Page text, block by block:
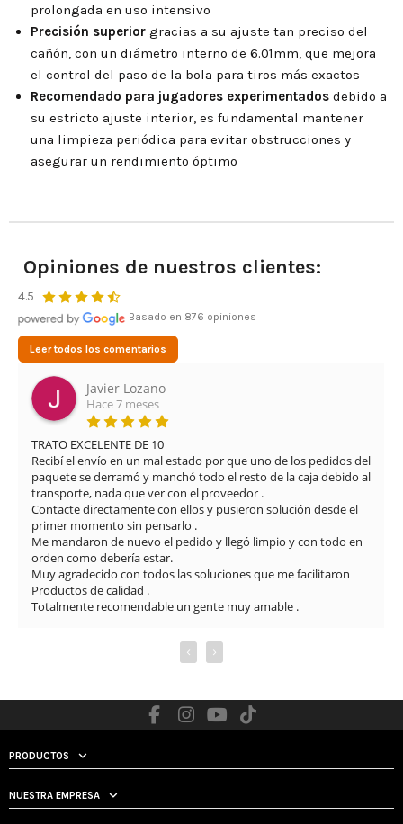
prolongada en uso intensivo
Precisión superior gracias a su ajuste tan preciso del
cañón, con un diámetro interno de 6.01mm, que mejora
el control del paso de la bola para tiros más exactos
Recomendado para jugadores experimentados debido a
su estricto ajuste interior, es fundamental mantener
una limpieza periódica para evitar obstrucciones y
asegurar un rendimiento óptimo
Opiniones de nuestros clientes:
4.5
Basado en 876 opiniones
Leer todos los comentarios
Javier Lozano
Hace 7 meses
TRATO EXCELENTE DE 10
Recibí el envío en un mal estado por que uno de los pedidos del
paquete se derramó y manchó todo el resto de la caja debido al
transporte, nada que ver con el proveedor .
Contacte directamente con ellos y pusieron solución desde el
primer momento sin pensarlo .
Me mandaron de nuevo el pedido y llegó limpio y con todo en
orden como debería estar.
Muy agradecido con todos las soluciones que me facilitaron
Productos de calidad .
Totalmente recomendable un gente muy amable .
‹ ›
PRODUCTOS
NUESTRA EMPRESA